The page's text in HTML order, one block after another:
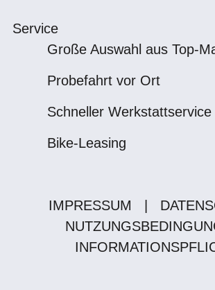
Service
Große Auswahl aus Top-
Probefahrt vor Ort
Schneller Werkstattservice
Bike-Leasing
IMPRESSUM